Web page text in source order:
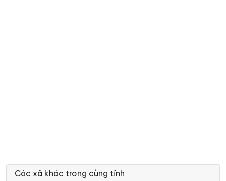
Các xã khác trong cùng tỉnh